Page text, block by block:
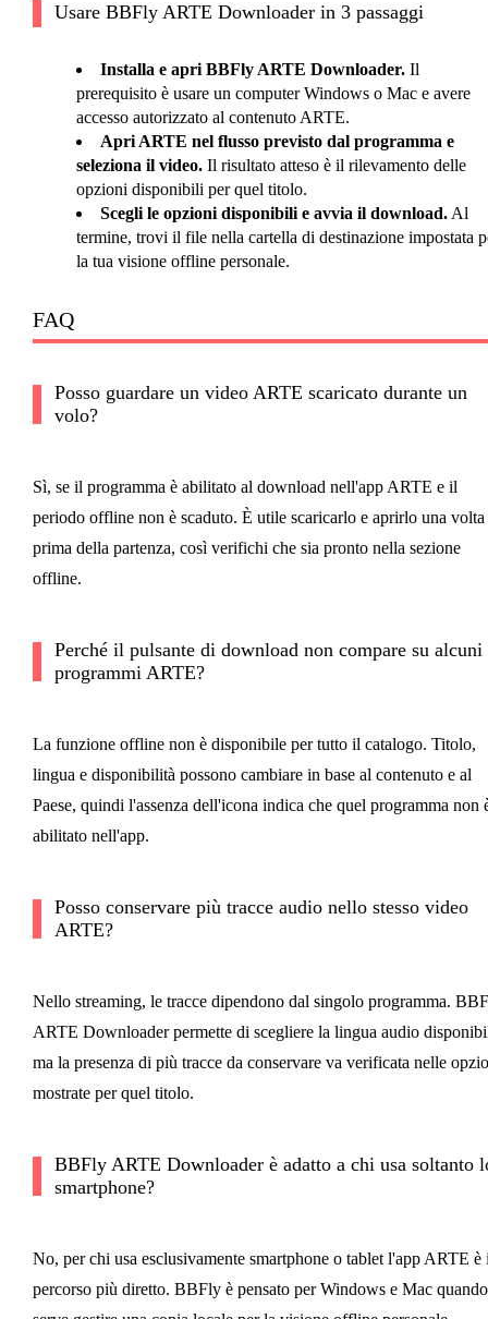
Usare BBFly ARTE Downloader in 3 passaggi
Installa e apri BBFly ARTE Downloader.Il
prerequisito è usare un computer Windows o Mac e avere
accesso autorizzato al contenuto ARTE.
Apri ARTE nel flusso previsto dal programma e
seleziona il video.Il risultato atteso è il rilevamento delle
opzioni disponibili per quel titolo.
Scegli le opzioni disponibili e avvia il download.Al
termine, trovi il file nella cartella di destinazione impostata
la tua visione offline personale.
FAQ
Posso guardare un video ARTE scaricato durante un
volo?
Sì, se il programma è abilitato al download nell'app ARTE e il
periodo offline non è scaduto. È utile scaricarlo e aprirlo una volta
prima della partenza, così verifichi che sia pronto nella sezione
offline.
Perché il pulsante di download non compare su alcuni
programmi ARTE?
La funzione offline non è disponibile per tutto il catalogo. Titolo,
lingua e disponibilità possono cambiare in base al contenuto e al
Paese, quindi l'assenza dell'icona indica che quel programma non
abilitato nell'app.
Posso conservare più tracce audio nello stesso video
ARTE?
Nello streaming, le tracce dipendono dal singolo programma.
ARTE Downloader permette di scegliere la lingua audio
ma la presenza di più tracce da conservare va verificata nelle
mostrate per quel titolo.
BBFly ARTE Downloader è adatto a chi usa soltanto
smartphone?
No, per chi usa esclusivamente smartphone o tablet l'app ARTE è
percorso più diretto. BBFly è pensato per Windows e Mac quando